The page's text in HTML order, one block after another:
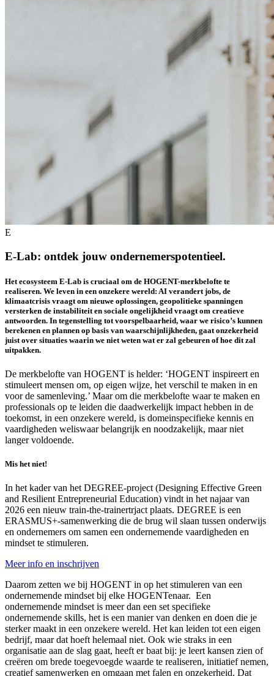
E
E-Lab: ontdek jouw ondernemerspotentieel.
Het ecosysteem E-Lab is cruciaal om de HOGENT-merkbelofte te
realiseren. We leven in een onzekere wereld: AI verandert jobs, de
klimaatcrisis vraagt om nieuwe oplossingen, geopolitieke spanningen
versterken de instabiliteit en sociale ongelijkheid vraagt om creatieve
antwoorden. In tegenstelling tot voorspelbaarheid, waar we risico’s kunnen
berekenen en plannen op basis van waarschijnlijkheden, gaat onzekerheid
juist over situaties waarin we niet weten wat er zal gebeuren of hoe dit zal
uitpakken.
De merkbelofte van HOGENT is helder: ‘HOGENT inspireert en
stimuleert mensen om, op eigen wijze, het verschil te maken in en
voor de samenleving.’ Maar om die merkbelofte waar te maken en
professionals op te leiden die daadwerkelijk impact hebben in de
toekomst, in een onzekere wereld, is domeinspecifieke kennis en
vaardigheden weliswaar belangrijk en noodzakelijk, maar niet
langer voldoende.
Mis het niet!
In het kader van het DEGREE-project (Designing Effective Green
and Resilient Entrepreneurial Education) vindt in het najaar van
2026 een nieuw train-the-trainertrjact plaats. DEGREE is een
ERASMUS+-samenwerking die de brug wil slaan tussen onderwijs
en ondernemers om samen een ondernemende vaardigheden en
mindset te stimuleren.
Meer info en inschrijven
Daarom zetten we bij HOGENT in op het stimuleren van een
ondernemende mindset bij elke HOGENTenaar. Een
ondernemende mindset is meer dan een set specifieke
ondernemende skills, het is een manier van denken en doen die je
sterker maakt in een onzekere wereld. Het kan leiden tot een eigen
bedrijf, maar dat hoeft helemaal niet. Ook wie straks in een
organisatie aan de slag gaat, heeft er baat bij: je leert kansen zien of
creëren om brede toegevoegde waarde te realiseren, initiatief nemen,
creatief samenwerken en omgaan met falen en onzekerheid. Dat